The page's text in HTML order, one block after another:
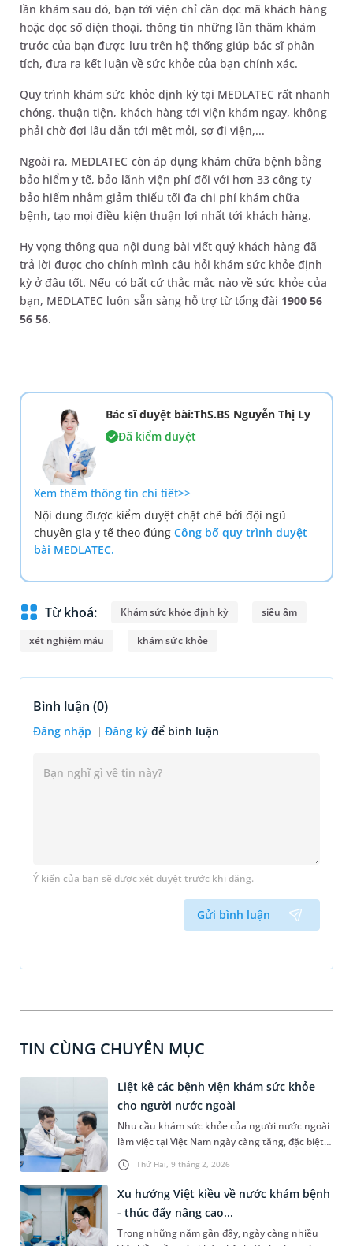
lần khám sau đó, bạn tới viện chỉ cần đọc mã khách hàng
hoặc đọc số điện thoại, thông tin những lần thăm khám
trước của bạn được lưu trên hệ thống giúp bác sĩ phân
tích, đưa ra kết luận về sức khỏe của bạn chính xác.
Quy trình khám sức khỏe định kỳ tại MEDLATEC rất nhanh
chóng, thuận tiện, khách hàng tới viện khám ngay, không
phải chờ đợi lâu dẫn tới mệt mỏi, sợ đi viện,...
Ngoài ra, MEDLATEC còn áp dụng khám chữa bệnh bằng
bảo hiểm y tế, bảo lãnh viện phí đối với hơn 33 công ty
bảo hiểm nhằm giảm thiểu tối đa chi phí khám chữa
bệnh, tạo mọi điều kiện thuận lợi nhất tới khách hàng.
Hy vọng thông qua nội dung bài viết quý khách hàng đã
trả lời được cho chính mình câu hỏi khám sức khỏe định
kỳ ở đâu tốt. Nếu có bất cứ thắc mắc nào về sức khỏe của
bạn, MEDLATEC luôn sẵn sàng hỗ trợ từ tổng đài 1900 56
56 56.
Bác sĩ duyệt bài:ThS.BS Nguyễn Thị Ly
Đã kiểm duyệt
Xem thêm thông tin chi tiết>>
Nội dung được kiểm duyệt chặt chẽ bởi đội ngũ
chuyên gia y tế theo đúng Công bố quy trình duyệt
bài MEDLATEC.
Từ khoá: Khám sức khỏe định kỳ siêu âm
xét nghiệm máu khám sức khỏe
Bình luận (0)
Đăng nhập Đăng ký để bình luận
Ý kiến của bạn sẽ được xét duyệt trước khi đăng.
Gửi bình luận
TIN CÙNG CHUYÊN MỤC
Thứ Hai, 9 tháng 2, 2026
Liệt kê các bệnh viện khám sức khỏe
cho người nước ngoài​
Nhu cầu khám sức khỏe của người nước ngoài
làm việc tại Việt Nam ngày càng tăng, đặc biệt
là với lao động làm việc tại các doanh nghiệp
hoặc người cần đăng ký tạm trú hoặc lưu trú
hợp pháp. Trong bài viết sau, MEDLATEC sẽ
giúp bạn đọc tổng hợp danh sách các bệnh viện
khám sức khỏe cho người nước ngoài uy tín,
được nhiều khách hàng lựa chọn.
Xu hướng Việt kiều về nước khám bệnh
- thúc đẩy nâng cao...
Trong những năm gần đây, ngày càng nhiều